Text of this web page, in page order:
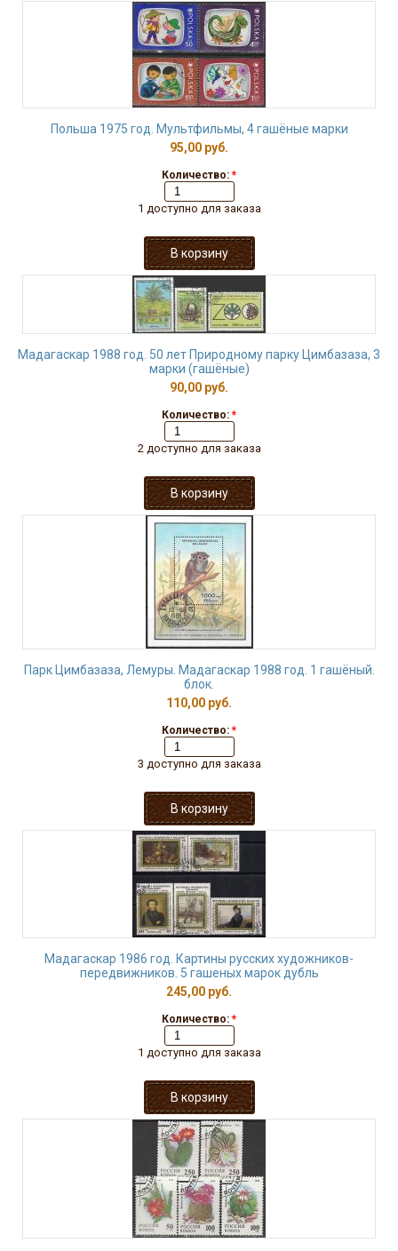
Польша 1975 год. Мультфильмы, 4 гашёные марки
95,00 руб.
Количество: *
1 доступно для заказа
Мадагаскар 1988 год. 50 лет Природному парку Цимбазаза, 3
марки (гашёные)
90,00 руб.
Количество: *
2 доступно для заказа
Парк Цимбазаза, Лемуры. Мадагаскар 1988 год. 1 гашёный.
блок.
110,00 руб.
Количество: *
3 доступно для заказа
Мадагаскар 1986 год. Картины русских художников-
передвижников. 5 гашеных марок дубль
245,00 руб.
Количество: *
1 доступно для заказа